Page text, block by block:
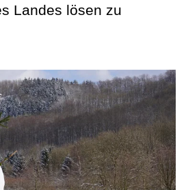
Landes lösen zu